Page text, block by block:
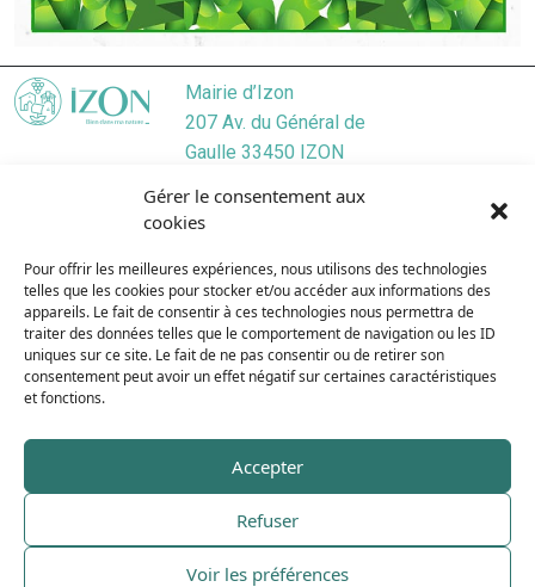
Gérer le consentement aux
cookies
Pour offrir les meilleures expériences, nous utilisons des technologies
telles que les cookies pour stocker et/ou accéder aux informations des
appareils. Le fait de consentir à ces technologies nous permettra de
traiter des données telles que le comportement de navigation ou les ID
uniques sur ce site. Le fait de ne pas consentir ou de retirer son
consentement peut avoir un effet négatif sur certaines caractéristiques
et fonctions.
Accepter
Refuser
Voir les préférences
Mairie d’Izon
207 Av. du Général de
Gaulle 33450 IZON
05 57 55 45 46
Lundi/ 9:00–12:30, 13:30–17:30
Mardi/ 9:00–12:3O, 13:3O–19:00
Mercredi/ 9:00–12:30, 13:30–17:30
Jeudi/ 9:00–12:30, 13:30–17:30
Vendredi/ 9:00–12:30, 13:30–17:30
Dimanche
Plan du site
Mentions légales